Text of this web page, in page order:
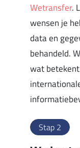
Wetransfer.
wensen je
data en
behandeld.
wat
Stap 2